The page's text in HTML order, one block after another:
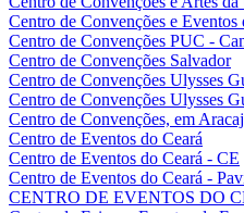
Centro de Convenções e
Centro de Convenções PUC -
Centro de Convenções Salvador
Centro de Convenções Ulysses
Centro de Convenções Ulysses
Centro de Convenções, em
Centro de Eventos do Ceará
Centro de Eventos do Ceará - CE
Centro de Eventos do Ceará -
CENTRO DE EVENTOS DO